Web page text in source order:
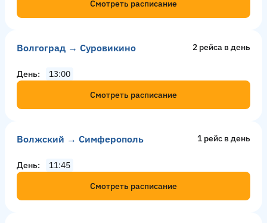
Смотреть расписание
Волгоград → Суровикино 2 рейсa в день
День
13:00
Смотреть расписание
Волжский → Симферополь 1 рейс в день
День
11:45
Смотреть расписание